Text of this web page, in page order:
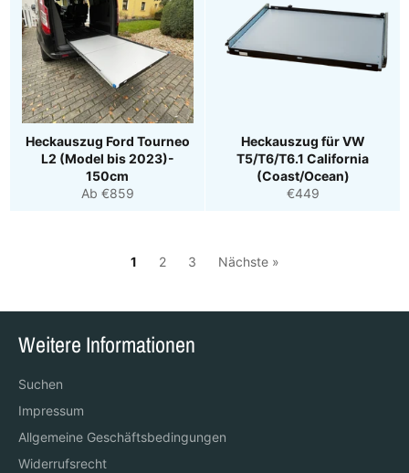
Heckauszug Ford Tourneo
L2 (Model bis 2023)-
150cm
Ab €859
Heckauszug für VW
T5/T6/T6.1 California
(Coast/Ocean)
Normaler
€449
1 2 3 Nächste »
Weitere Informationen
Suchen
Impressum
Allgemeine Geschäftsbedingungen
Widerrufsrecht